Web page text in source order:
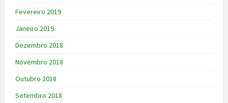
Fevereiro 2019
Janeiro 2019
Dezembro 2018
Novembro 2018
Outubro 2018
Setembro 2018